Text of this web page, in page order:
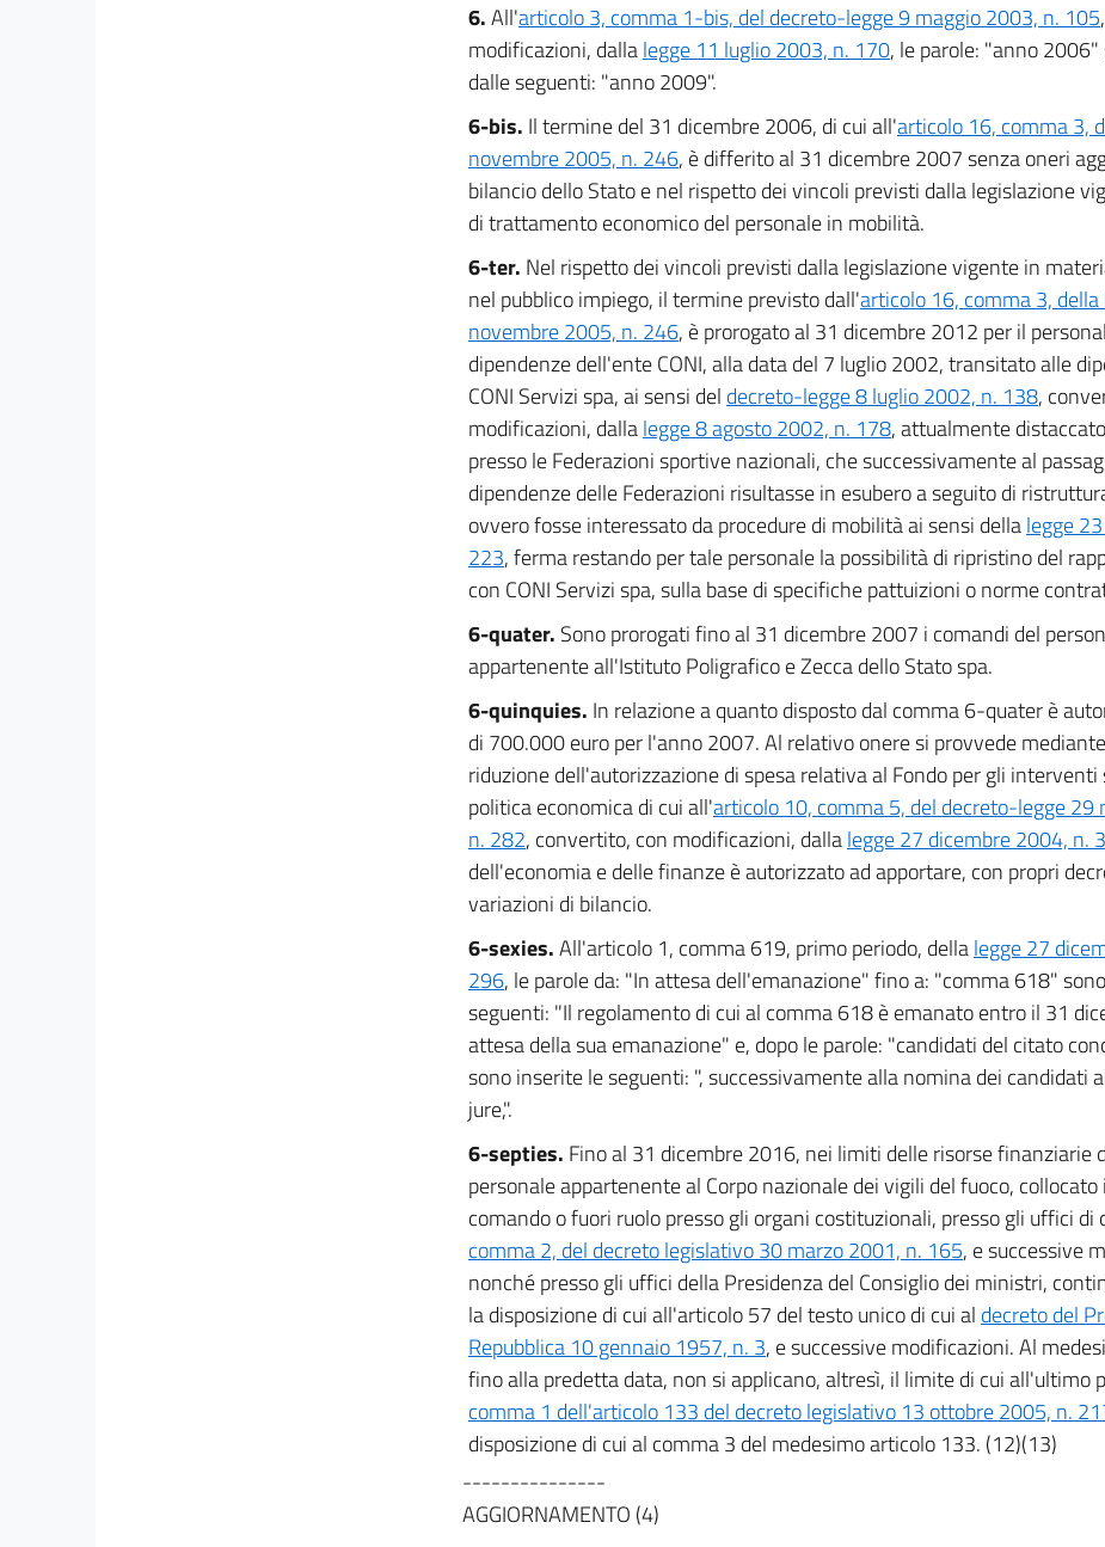
6.All'articolo 3, comma 1-bis, del decreto-legge 9 maggio 2003, n. 105
modificazioni, dallalegge 11 luglio 2003, n. 170, le parole: "anno
dalle seguenti: "anno 2009".
6-bis. Il termine del 31 dicembre 2006, di cui all'articolo 16, comma 3,
novembre 2005, n. 246, è differito al 31 dicembre 2007 senza oneri
bilancio dello Stato e nel rispetto dei vincoli previsti dalla legislazione
di trattamento economico del personale in mobilità.
6-ter. Nel rispetto dei vincoli previsti dalla legislazione vigente in
nel pubblico impiego, il termine previsto dall'articolo 16, comma 3,
novembre 2005, n. 246, è prorogato al 31 dicembre 2012 per il
dipendenze dell'ente CONI, alla data del 7 luglio 2002, transitato alle
CONI Servizi spa, ai sensi del decreto-legge 8 luglio 2002, n. 138,
modificazioni, dallalegge 8 agosto 2002, n. 178, attualmente
presso le Federazioni sportive nazionali, che successivamente al
dipendenze delle Federazioni risultasse in esubero a seguito di
ovvero fosse interessato da procedure di mobilità ai sensi dellalegge
223, ferma restando per tale personale la possibilità di ripristino del
con CONI Servizi spa, sulla base di specifiche pattuizioni o norme
6-quater. Sono prorogati fino al 31 dicembre 2007 i comandi del
appartenente all'Istituto Poligrafico e Zecca dello Stato spa.
6-quinquies. In relazione a quanto disposto dal comma 6-quater è
di 700.000 euro per l'anno 2007. Al relativo onere si provvede
riduzione dell'autorizzazione di spesa relativa al Fondo per gli
politica economica di cui all'articolo 10, comma 5, del decreto-legge 29
n. 282, convertito, con modificazioni, dallalegge 27 dicembre 2004, n.
dell'economia e delle finanze è autorizzato ad apportare, con propri
variazioni di bilancio.
6-sexies.All'articolo 1, comma 619, primo periodo, dellalegge 27
296, le parole da: "In attesa dell'emanazione" fino a: "comma 618"
seguenti: "Il regolamento di cui al comma 618 è emanato entro il 31
attesa della sua emanazione" e, dopo le parole: "candidati del citato
sono inserite le seguenti: ", successivamente alla nomina dei candidati
jure,".
6-septies. Fino al 31 dicembre 2016, nei limiti delle risorse finanziarie
personale appartenente al Corpo nazionale dei vigili del fuoco,
comando o fuori ruolo presso gli organi costituzionali, presso gli uffici di
comma 2, del decreto legislativo 30 marzo 2001, n. 165, e successive
nonché presso gli uffici della Presidenza del Consiglio dei ministri,
la disposizione di cui all'articolo 57 del testo unico di cui al decreto del
Repubblica 10 gennaio 1957, n. 3, e successive modificazioni. Al
fino alla predetta data, non si applicano, altresì, il limite di cui all'ultimo
comma 1 dell'articolo 133 del decreto legislativo 13 ottobre 2005, n.
disposizione di cui al comma 3 del medesimo articolo 133. (12)(13)
---------------
AGGIORNAMENTO (4)